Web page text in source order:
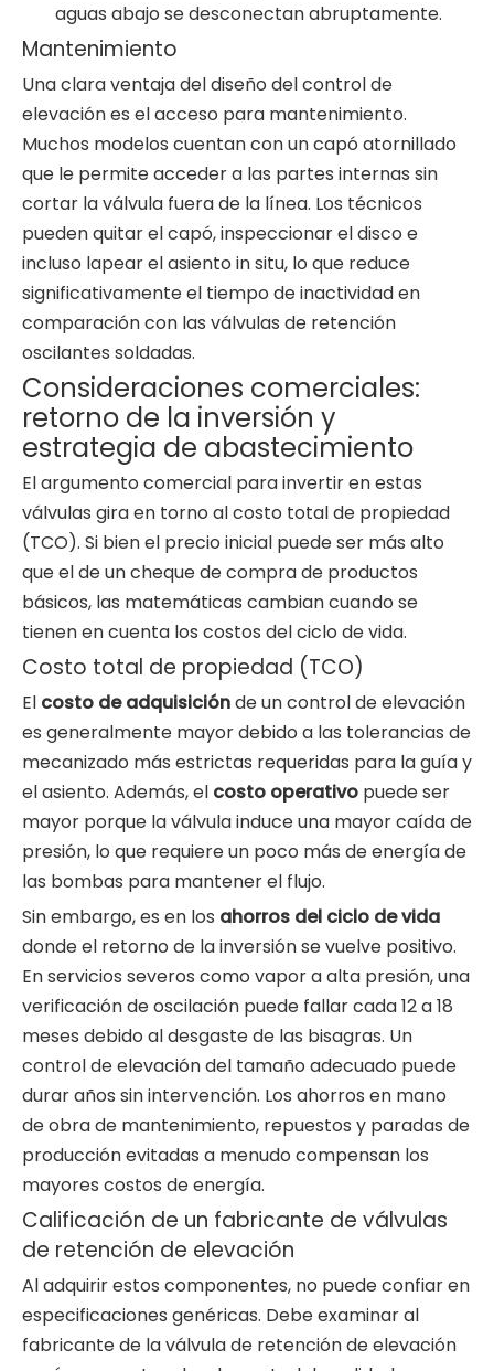
aguas abajo se desconectan abruptamente.
Mantenimiento
Una clara ventaja del diseño del control de
elevación es el acceso para mantenimiento.
Muchos modelos cuentan con un capó atornillado
que le permite acceder a las partes internas sin
cortar la válvula fuera de la línea. Los técnicos
pueden quitar el capó, inspeccionar el disco e
incluso lapear el asiento in situ, lo que reduce
significativamente el tiempo de inactividad en
comparación con las válvulas de retención
oscilantes soldadas.
Consideraciones comerciales:
retorno de la inversión y
estrategia de abastecimiento
El argumento comercial para invertir en estas
válvulas gira en torno al costo total de propiedad
(TCO). Si bien el precio inicial puede ser más alto
que el de un cheque de compra de productos
básicos, las matemáticas cambian cuando se
tienen en cuenta los costos del ciclo de vida.
Costo total de propiedad (TCO)
El costo de adquisiciónde un control de elevación
es generalmente mayor debido a las tolerancias de
mecanizado más estrictas requeridas para la guía y
el asiento. Además, el costo operativo puede ser
mayor porque la válvula induce una mayor caída de
presión, lo que requiere un poco más de energía de
las bombas para mantener el flujo.
Sin embargo, es en los ahorros del ciclo de vida
donde el retorno de la inversión se vuelve positivo.
En servicios severos como vapor a alta presión, una
verificación de oscilación puede fallar cada 12 a 18
meses debido al desgaste de las bisagras. Un
control de elevación del tamaño adecuado puede
durar años sin intervención. Los ahorros en mano
de obra de mantenimiento, repuestos y paradas de
producción evitadas a menudo compensan los
mayores costos de energía.
Calificación de un fabricante de válvulas
de retención de elevación
Al adquirir estos componentes, no puede confiar en
especificaciones genéricas. Debe examinar al
fabricante de la válvula de retención de elevación